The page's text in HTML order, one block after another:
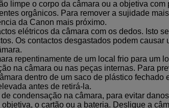
limpe o corpo da câmara ou a objetiva com
orgânicos. Para remover a sujidade
da Canon mais próximo.
elétricos da câmara com os dedos. Isto
Os contactos desgastados podem causar
repentinamente de um local frio para um
na câmara ou nas peças internas. Para
dentro de um saco de plástico fechado
antes de retirá-la.
condensação na câmara, para evitar
o cartão ou a bateria. Desligue a